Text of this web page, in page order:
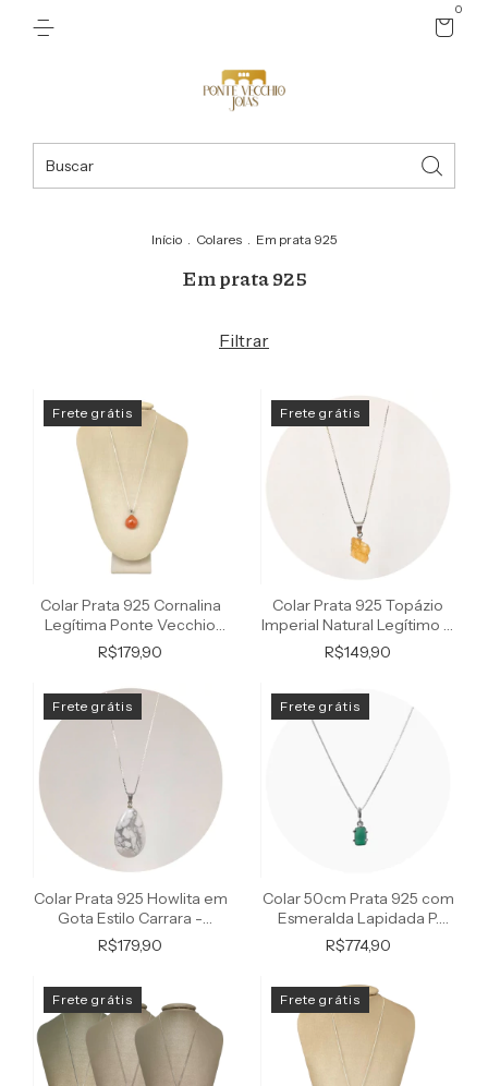
0
Início . Colares . Em prata 925
Em prata 925
Filtrar
Frete grátis
Colar Prata 925 Cornalina
Legítima Ponte Vecchio
Joias
R$179,90
Frete grátis
Colar Prata 925 Topázio
Imperial Natural Legítimo P.
Vecchio
R$149,90
Frete grátis
Colar Prata 925 Howlita em
Gota Estilo Carrara -
Natural
R$179,90
Frete grátis
Colar 50cm Prata 925 com
Esmeralda Lapidada P.
Vecchio Joias
R$774,90
Frete grátis Frete grátis